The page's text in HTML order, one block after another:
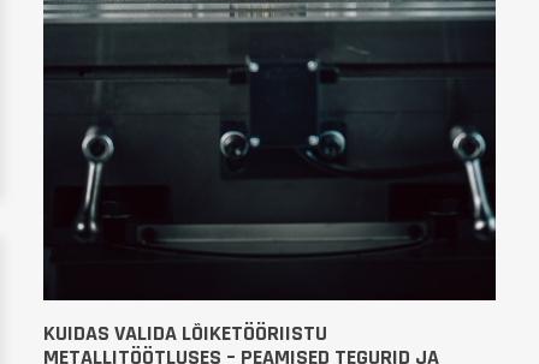
KUIDAS VALIDA LÕIKETÖÖRIISTU
METALLITÖÖTLUSES – PEAMISED TEGURID JA